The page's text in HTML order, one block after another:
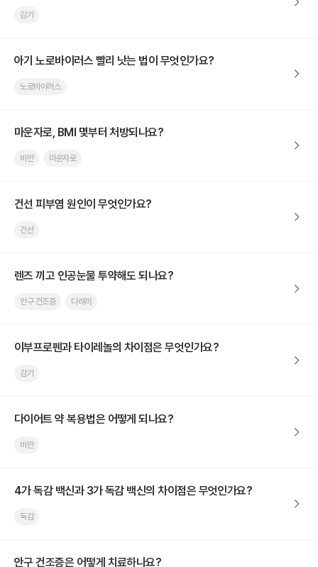
감기
아기 노로바이러스 빨리 낫는 법이 무엇인가요?
노로바이러스
마운자로, BMI 몇부터 처방되나요?
비만 마운자로
건선 피부염 원인이 무엇인가요?
건선
렌즈 끼고 인공눈물 투약해도 되나요?
안구 건조증 다래끼
이부프로펜과 타이레놀의 차이점은 무엇인가요?
감기
다이어트 약 복용법은 어떻게 되나요?
비만
4가 독감 백신과 3가 독감 백신의 차이점은 무엇인가요?
독감
안구 건조증은 어떻게 치료하나요?